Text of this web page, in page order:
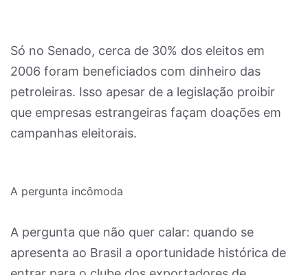
Só no Senado, cerca de 30% dos eleitos em
2006 foram beneficiados com dinheiro das
petroleiras. Isso apesar de a legislação proibir
que empresas estrangeiras façam doações em
campanhas eleitorais.
A pergunta incômoda
A pergunta que não quer calar: quando se
apresenta ao Brasil a oportunidade histórica de